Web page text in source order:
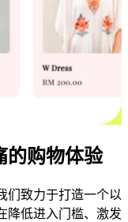
的购物体验
们致力于打造一个以
降低进入门槛、激发